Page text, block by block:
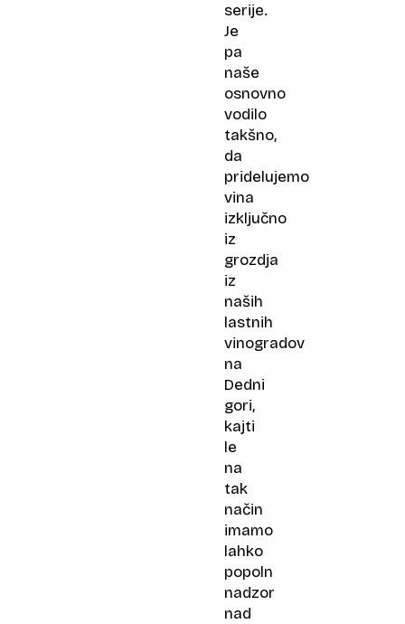
serije.
Je
pa
naše
osnovno
vodilo
takšno,
da
pridelujemo
vina
izključno
iz
grozdja
iz
naših
lastnih
vinogradov
na
Dedni
gori,
kajti
le
na
tak
način
imamo
lahko
popoln
nadzor
nad